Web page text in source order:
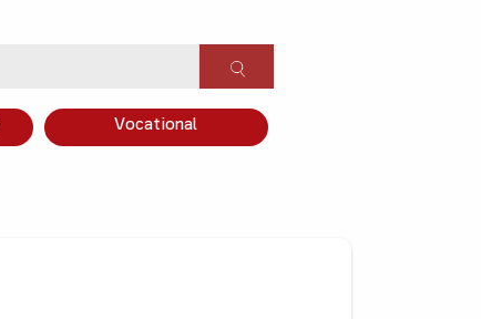
Vocational